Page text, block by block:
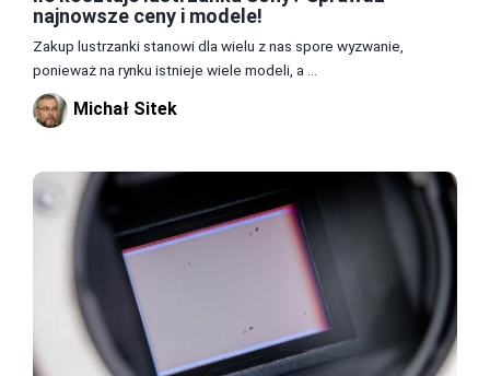
najnowsze ceny i modele!
Zakup lustrzanki stanowi dla wielu z nas spore wyzwanie,
ponieważ na rynku istnieje wiele modeli, a ...
Michał Sitek